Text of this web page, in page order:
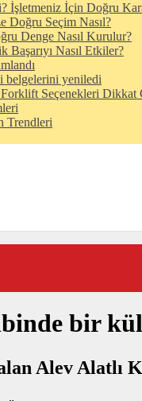
İşletmeniz İçin Doğru
Doğru Seçim Nasıl?
Denge Nasıl Kurulur?
Başarıyı Nasıl Etkiler?
belgelerini yeniledi
Forklift Seçenekleri Dikkat
Trendleri
bir
Alev Alatlı